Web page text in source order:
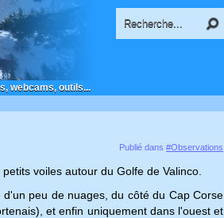
webcams, outils...
Publié dans #Observations
voiles autour du Golfe de Valinco.
peu de nuages, du côté du Cap Corse
et enfin uniquement dans l'ouest et